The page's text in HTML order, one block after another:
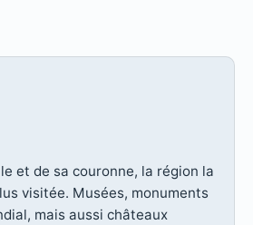
et de sa couronne, la région la
visitée. Musées, monuments
mais aussi châteaux